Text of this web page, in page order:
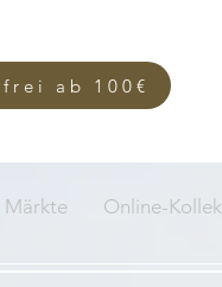
Märkte Online-
ab 100€